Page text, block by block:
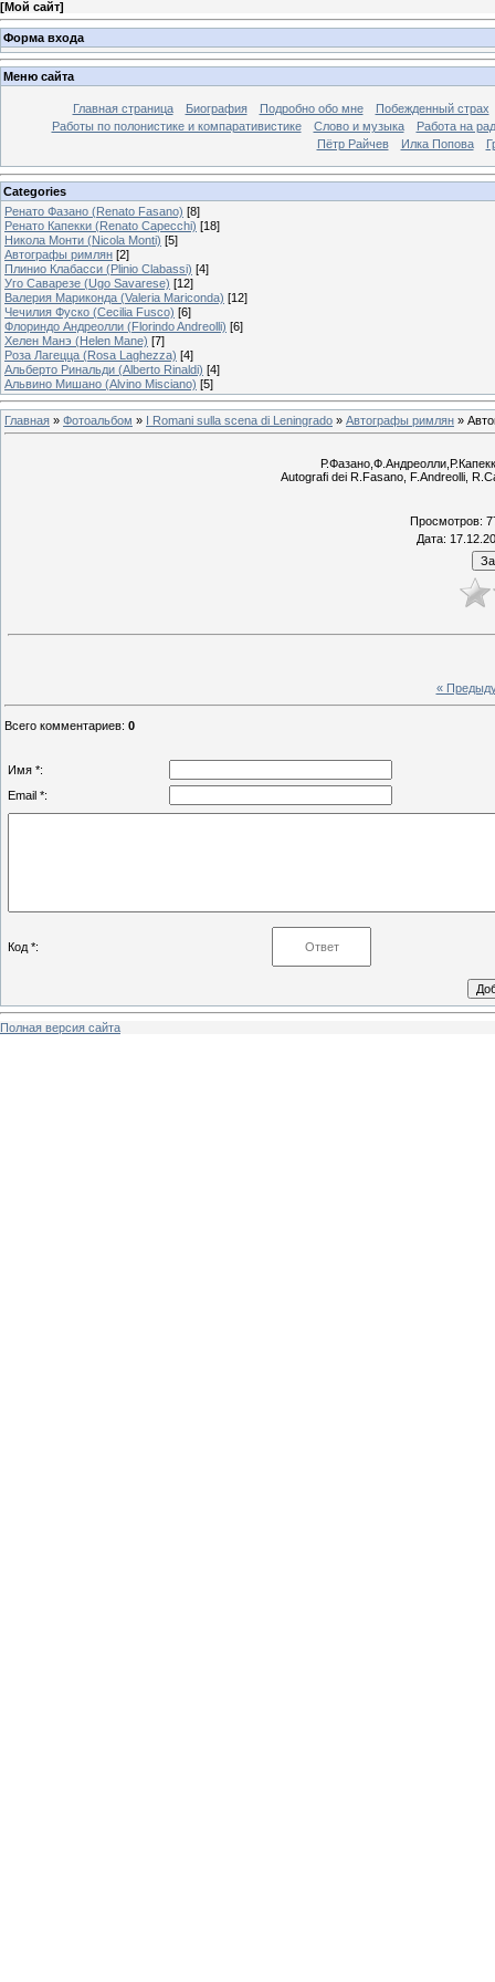
[Мой сайт]
Форма входа
Меню сайта
Главная страница Биография Подробно обо мне
Побежденный страх
Работы по полонистике и компаративистике
Слово и музыка
Работа на
Пётр Райчев
Илка Попова
Categories
Ренато Фазано (Renato Fasano) [8]
Ренато Капекки (Renato Capecchi) [18]
Никола Монти (Nicola Monti) [5]
Автографы римлян [2]
Плинио Клабасси (Plinio Clabassi) [4]
Уго Саварезе (Ugo Savarese) [12]
Валерия Мариконда (Valeria Mariconda) [12]
Чечилия Фуско (Cecilia Fusco) [6]
Флориндо Андреолли (Florindo Andreolli) [6]
Хелен Манэ (Helen Mane) [7]
Роза Лагецца (Rosa Laghezza) [4]
Альберто Ринальди (Alberto Rinaldi) [4]
Альвино Мишано (Alvino Misciano) [5]
Главная » Фотоальбом » I Romani sulla scena di Leningrado » Автографы римлян »
Autografi dei R.Fasano, F.Andreolli,
Просмотров:
Дата:
«
Всего комментариев: 0
Имя *:
Email *:
Код *:
Полная версия сайта